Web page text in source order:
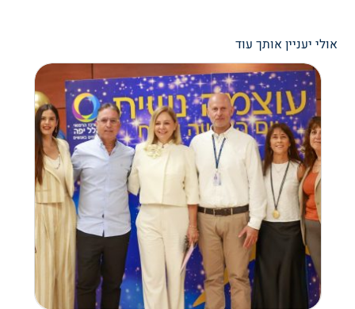
אולי יעניין אותך עוד